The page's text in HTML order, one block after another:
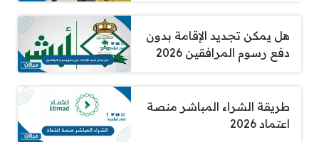
هل يمكن تجديد الإقامة بدون
دفع رسوم المرافقين 2026
طريقة الشراء المباشر منصة
اعتماد 2026